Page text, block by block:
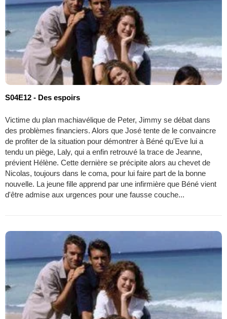
S04E12 - Des espoirs
Victime du plan machiavélique de Peter, Jimmy se débat dans
des problèmes financiers. Alors que José tente de le convaincre
de profiter de la situation pour démontrer à Béné qu'Eve lui a
tendu un piège, Laly, qui a enfin retrouvé la trace de Jeanne,
prévient Hélène. Cette dernière se précipite alors au chevet de
Nicolas, toujours dans le coma, pour lui faire part de la bonne
nouvelle. La jeune fille apprend par une infirmière que Béné vient
d'être admise aux urgences pour une fausse couche...